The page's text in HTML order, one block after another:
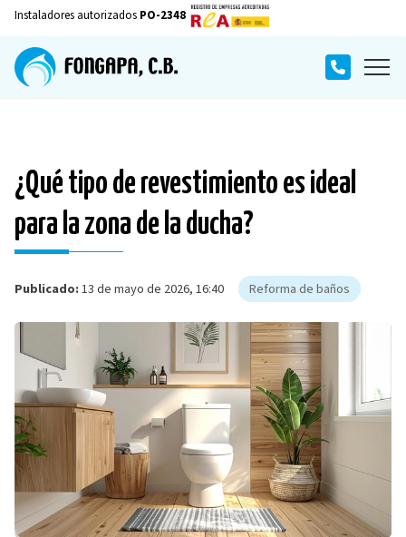
Instaladores autorizados PO-2348
¿Qué tipo de revestimiento es ideal
para la zona de la ducha?
Publicado:13 de mayo de 2026, 16:40 Reforma de baños